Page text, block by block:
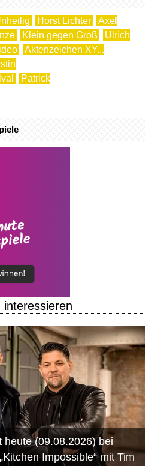
Horst Lichter
Axel
Klein gegen Groß
Ulrich
Aktenzeichen XY...
Patrick
interessieren
heute (09.08.2026) bei
Impossible“ mit Tim